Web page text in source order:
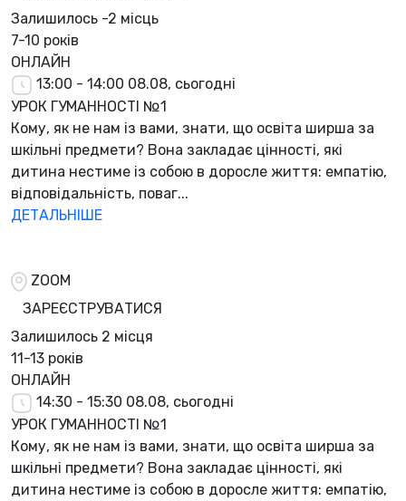
Залишилось -2 місць
7-10 років
ОНЛАЙН
13:00 - 14:00 08.08, сьогодні
УРОК ГУМАННОСТІ №1
Кому, як не нам із вами, знати, що освіта ширша за
шкільні предмети? Вона закладає цінності, які
дитина нестиме із собою в доросле життя: емпатію,
відповідальність, поваг...
ДЕТАЛЬНІШЕ
ZOOM
ЗАРЕЄСТРУВАТИСЯ
Залишилось 2 місця
11-13 років
ОНЛАЙН
14:30 - 15:30 08.08, сьогодні
УРОК ГУМАННОСТІ №1
Кому, як не нам із вами, знати, що освіта ширша за
шкільні предмети? Вона закладає цінності, які
дитина нестиме із собою в доросле життя: емпатію,